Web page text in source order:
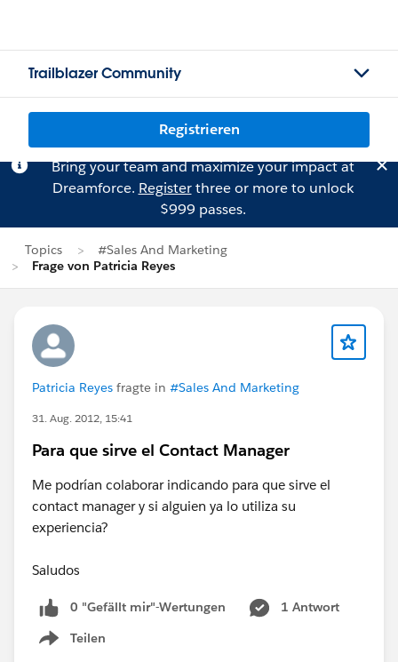
Trailblazer Community
Registrieren
Bring your team and maximize your impact at
Dreamforce. Registerthree or more to unlock
$999 passes.
Topics
#Sales And Marketing
Frage von Patricia Reyes
Patricia Reyes fragte in #Sales And Marketing
31. Aug. 2012, 15:41
Para que sirve el Contact Manager
Me podrían colaborar indicando para que sirve el
contact manager y si alguien ya lo utiliza su
experiencia?
Saludos
0 "Gefällt mir"-Wertungen
1 Antwort
Teilen
Show menu